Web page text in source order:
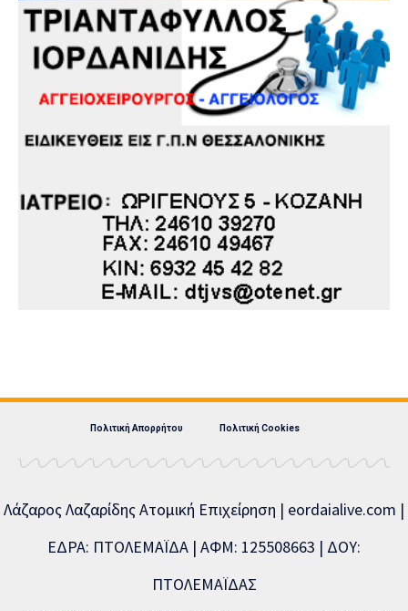
Πολιτική Απορρήτου Πολιτική Cookies
Λάζαρος Λαζαρίδης Ατομική Επιχείρηση | eordaialive.com |
ΕΔΡΑ: ΠΤΟΛΕΜΑΪΔΑ | ΑΦΜ: 125508663 | ΔΟΥ:
ΠΤΟΛΕΜΑΪΔΑΣ